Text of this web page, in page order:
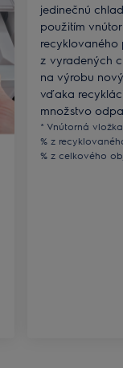
jedinečnú
použitím
recyklovaného
z vyradených
na výrobu
vďaka
množstvo
* Vnútorná
% z
% z celkového